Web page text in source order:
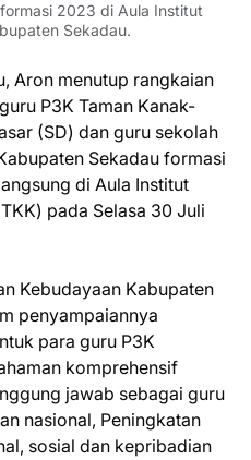
2023 di Aula Institut
Sekadau.
Aron menutup rangkaian
P3K Taman Kanak-
(SD) dan guru sekolah
Sekadau formasi
di Aula Institut
pada Selasa 30 Juli
Kebudayaan Kabupaten
penyampaiannya
para guru P3K
komprehensif
jawab sebagai guru
nasional, Peningkatan
sosial dan kepribadian